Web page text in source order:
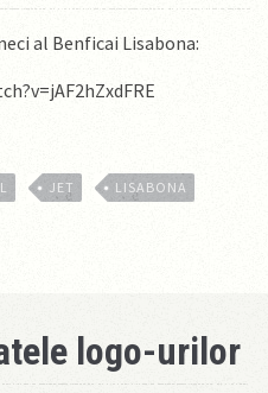
al Benficai Lisabona:
JET LISABONA
logo-urilor